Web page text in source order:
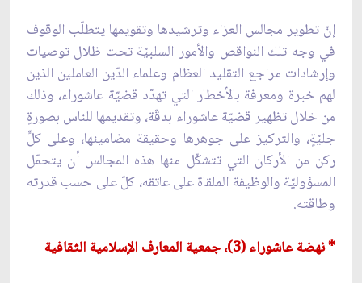
إنّ تطوير مجالس العزاء وترشيدها وتقويمها يتطلّب الوقوف
في وجه تلك النواقص والأمور السلبيّة تحت ظلال توصيات
وإرشادات مراجع التقليد العظام وعلماء الدّين العاملين الذين
لهم خبرة ومعرفة بالأخطار التي تهدّد قضيّة عاشوراء، وذلك
من خلال تظهير قضيّة عاشوراء بدقّة، وتقديمها للناس بصورةٍ
جليّةٍ، والتركيز على جوهرها وحقيقة مضامينها، وعلى كلٍّ
ركن من الأركان التي تتشكّل منها هذه المجالس أن يتحمّل
المسؤوليّة والوظيفة الملقاة على عاتقه، كلّ على حسب قدرته
وطاقته.
* نهضة عاشوراء (3)، جمعية المعارف الإسلامية الثقافية